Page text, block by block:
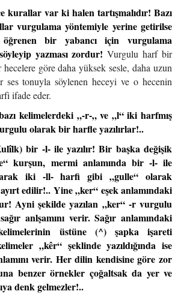
kurallar var ki halen tartışmalıdır! Bazı
vurgulama yöntemiyle yerine getirilse
bir yabancı için vurgulama
yazması zordur! Vurgulu harfbir
göre daha yüksek sesle, daha uzun
ses tonuyla söylenen heceyi ve o hecenin
ifade eder.
kelimelerdeki „-r-„ ve „l“ iki harfmış
olarak bir harfle yazılırlar!..
bir -l- ile yazılır! Bir başka değişik
kurşun, mermi anlamında bir -l- ile
iki -ll- harfi gibi „gulle“ olarak
edilir!.. Yine „ker“ eşek anlamındaki
Ayni şekilde yazılan „ker“ -r vurgulu
anlşamını verir. Sağır anlamındaki
üstüne (^) şapka işareti
„kêr“ şeklinde yazıldığında ise
verir. Her dilin kendisine göre zor
benzer örnekler çoğaltsak da yer ve
denk gelmezler!..